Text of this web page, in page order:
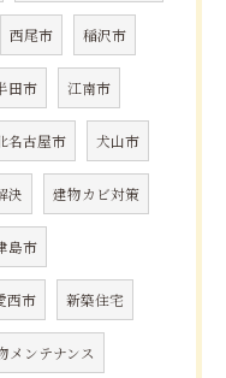
西尾市 稲沢市
田市 江南市
名古屋市 犬山市
決 建物カビ対策
島市
西市 新築住宅
メンテナンス